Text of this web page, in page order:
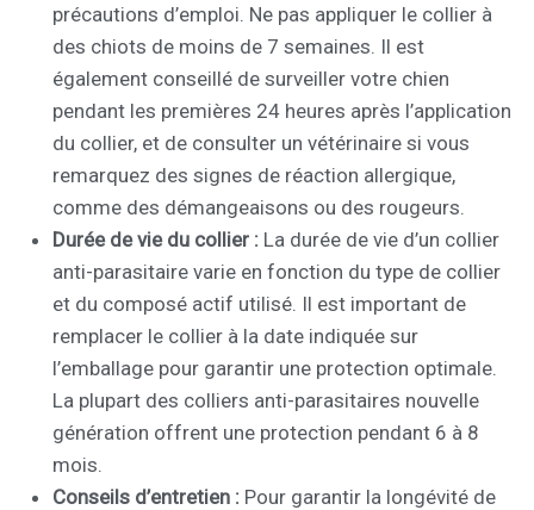
précautions d’emploi. Ne pas appliquer le collier à
des chiots de moins de 7 semaines. Il est
également conseillé de surveiller votre chien
pendant les premières 24 heures après l’application
du collier, et de consulter un vétérinaire si vous
remarquez des signes de réaction allergique,
comme des démangeaisons ou des rougeurs.
Durée de vie du collier : La durée de vie d’un collier
anti-parasitaire varie en fonction du type de collier
et du composé actif utilisé. Il est important de
remplacer le collier à la date indiquée sur
l’emballage pour garantir une protection optimale.
La plupart des colliers anti-parasitaires nouvelle
génération offrent une protection pendant 6 à 8
mois.
Conseils d’entretien : Pour garantir la longévité de